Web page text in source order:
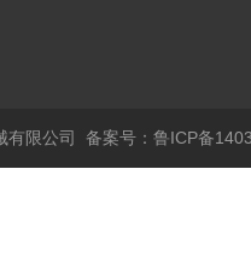
有限公司 备案号：鲁ICP备